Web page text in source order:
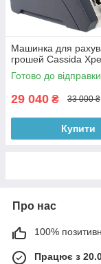
Машинка для
грошей Cassida
Готово до відправки
29 040 ₴ 33 000 ₴
Купити
Про нас
100%
Працює з